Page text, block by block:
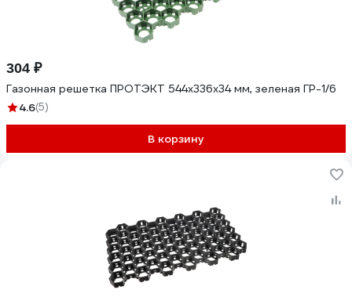
304 ₽
Газонная решетка ПРОТЭКТ 544х336х34 мм, зеленая ГР-1/6
4.6(5)
В корзину